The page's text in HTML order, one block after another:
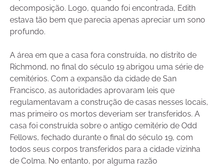
decomposição. Logo, quando foi encontrada, Edith
estava tão bem que parecia apenas apreciar um sono
profundo.
A área em que a casa fora construída, no distrito de
Richmond, no final do século 19 abrigou uma série de
cemitérios. Com a expansão da cidade de San
Francisco, as autoridades aprovaram leis que
regulamentavam a construção de casas nesses locais,
mas primeiro os mortos deveriam ser transferidos. A
casa foi construída sobre o antigo cemitério de Odd
Fellows, fechado durante o final do século 19, com
todos seus corpos transferidos para a cidade vizinha
de Colma. No entanto, por alguma razão